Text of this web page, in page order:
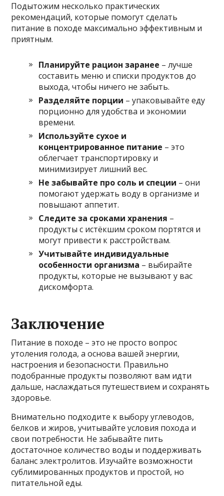
Подытожим несколько практических
рекомендаций, которые помогут сделать
питание в походе максимально эффективным и
приятным.
Планируйте рацион заранее – лучше
составить меню и списки продуктов до
выхода, чтобы ничего не забыть.
Разделяйте порции – упаковывайте еду
порционно для удобства и экономии
времени.
Используйте сухое и
концентрированное питание – это
облегчает транспортировку и
минимизирует лишний вес.
Не забывайте про соль и специи – они
помогают удержать воду в организме и
повышают аппетит.
Следите за сроками хранения –
продукты с истёкшим сроком портятся и
могут привести к расстройствам.
Учитывайте индивидуальные
особенности организма – выбирайте
продукты, которые не вызывают у вас
дискомфорта.
Заключение
Питание в походе – это не просто вопрос
утоления голода, а основа вашей энергии,
настроения и безопасности. Правильно
подобранные продукты позволяют вам идти
дальше, наслаждаться путешествием и сохранять
здоровье.
Внимательно подходите к выбору углеводов,
белков и жиров, учитывайте условия похода и
свои потребности. Не забывайте пить
достаточное количество воды и поддерживать
баланс электролитов. Изучайте возможности
сублимированных продуктов и простой, но
питательной еды.